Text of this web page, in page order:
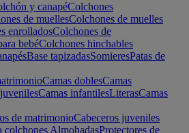
y canapéColchones
de muellesColchones de muelles
enrolladosColchones de
bebéColchones hinchables
Base tapizadasSomieresPatas de
Camas doblesCamas
Camas infantilesLiterasCamas
de matrimonioCabeceros juveniles
colchones AlmohadasProtectores de